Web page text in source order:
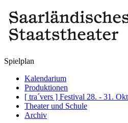
Spielplan
Kalendarium
Produktionen
[ tra´vers ] Festival 28. - 31.
Theater und Schule
Archiv